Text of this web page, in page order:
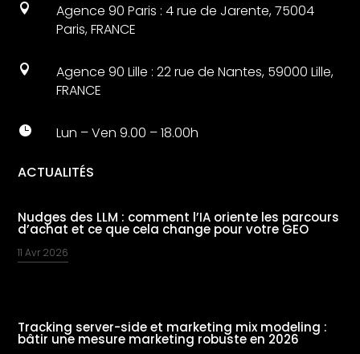

Agence 90 Paris : 4 rue de Jarente, 75004
Paris, FRANCE

Agence 90 Lille : 22 rue de Nantes, 59000 Lille,
FRANCE
 Lun – Ven 9.00 – 18.00h
ACTUALITÉS
Nudges des LLM : comment l’IA oriente les parcours
d’achat et ce que cela change pour votre GEO
11 Avr 2026
Tracking server-side et marketing mix modeling :
bâtir une mesure marketing robuste en 2026